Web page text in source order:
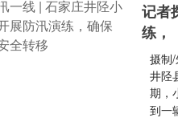
记者
练，
摄制
井陉
期，
到一